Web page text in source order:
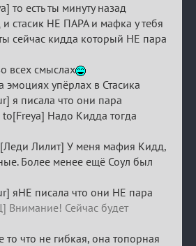
то есть ты минуту назад
стасик НЕ ПАРА и мафка у тебя
сейчас кидда который НЕ пара
всех смыслах
эмоциях упёрлах в Стасика
я писала что они пара
Надо Кидда тогда
Лилит] У меня мафия Кидд,
Более менее ещё Соул был
яНЕ писала что они НЕ пара
Сейчас будет
то что не гибкая, она топорная